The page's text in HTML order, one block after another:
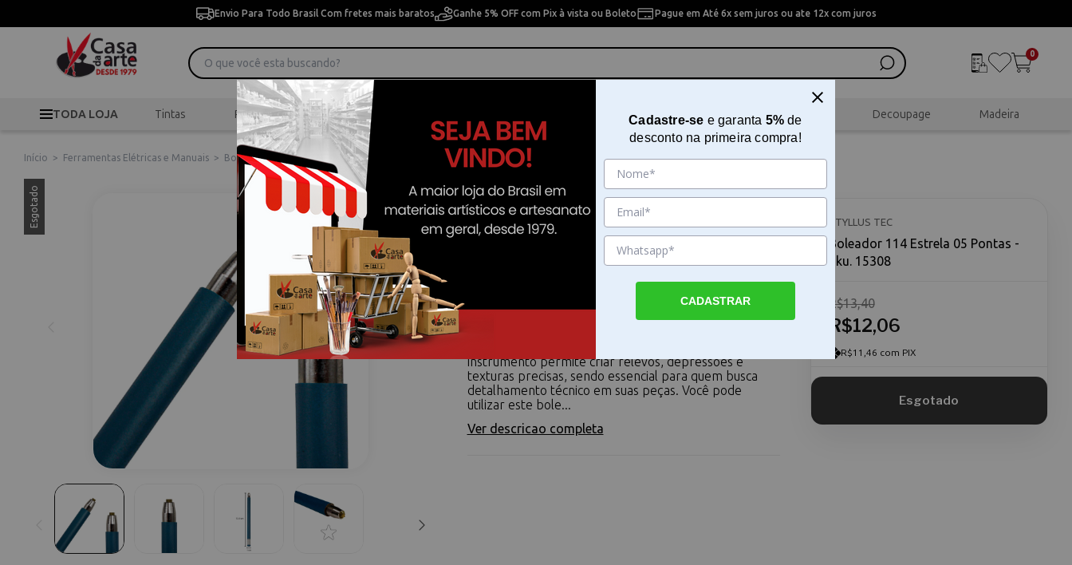
Envio Para Todo Brasil Com fretes mais baratos Ganhe 5% OFF com Pix à vista ou Boleto Pague em Até 6x sem juros ou ate 12x com juros
0
TODA LOJA Tintas Pincéis Desenho Pintura Artesanal Scrapbook Decoupage Madeira
Início > Ferramentas Elétricas e Manuais > Boleadores > Boleador 114 Estrela 05 Pontas
Esgotado Boleador 114 Estrela 05 Pontas
Boleador 114 Estrela 05 Pontas para artesanato O
Boleador 114 Estrela 05 Pontas é uma ferramenta
instrumento permite criar relevos, depressões e
texturas precisas, sendo essencial para quem busca
detalhamento técnico em suas peças. Você pode
utilizar este bole...
Ver descricao completa
STYLLUS TEC
Boleador 114 Estrela 05 Pontas -
Sku. 15308
R$12,06
R$13,40
R$11,46 com PIX
Cadastre-se e garanta 5%de
desconto na primeira compra!
CADASTRAR